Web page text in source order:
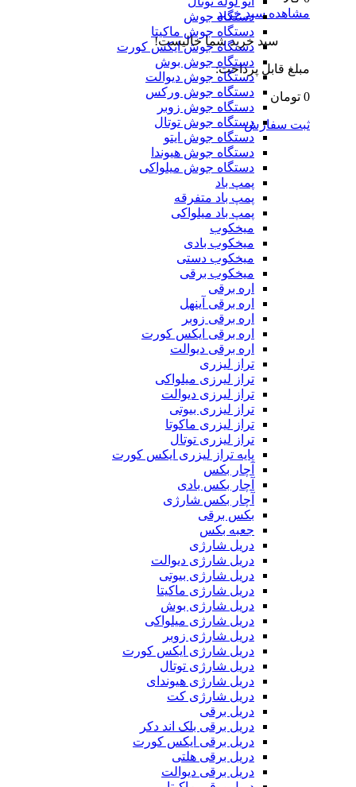
مشاهده سبد خرید
سبد خرید شما خالیست!
مبلغ قابل پرداخت:
0 تومان
ثبت سفارش
دستگاه جوش
دستگاه جوش ماکیتا
دستگاه جوش ایکس کورت
دستگاه جوش بوش
دستگاه جوش دیوالت
دستگاه جوش ورکس
دستگاه جوش زوبر
دستگاه جوش توتال
دستگاه جوش ایتو
دستگاه جوش هیوندا
دستگاه جوش میلواکی
پمپ باد
پمپ باد متفرقه
پمپ باد میلواکی
میخکوب
میخکوب بادی
میخکوب دستی
میخکوب برقی
اره برقی
اره برقی آینهل
اره برقی زوبر
اره برقی ایکس کورت
اره برقی دیوالت
تراز لیزری
تراز لیرزی میلواکی
تراز لیرزی دیوالت
تراز لیزری بیوتی
تراز لیزری ماکوتا
تراز لیزری توتال
پایه تراز لیزری ایکس کورت
آچار بکس
آچار بکس بادی
آچار بکس شارژی
بکس برقی
جعبه بکس
دریل شارژی
دریل شارژی دیوالت
دریل شارژی بیوتی
دریل شارژی ماکیتا
دریل شارژی بوش
دریل شارژی میلواکی
دریل شارژی زوبر
دریل شارژی ایکس کورت
دریل شارژی توتال
دریل شارژی هیوندای
دریل شارژی کت
دریل برقی
دریل برقی بلک اند دکر
دریل برقی ایکس کورت
دریل برقی هلتی
دریل برقی دیوالت